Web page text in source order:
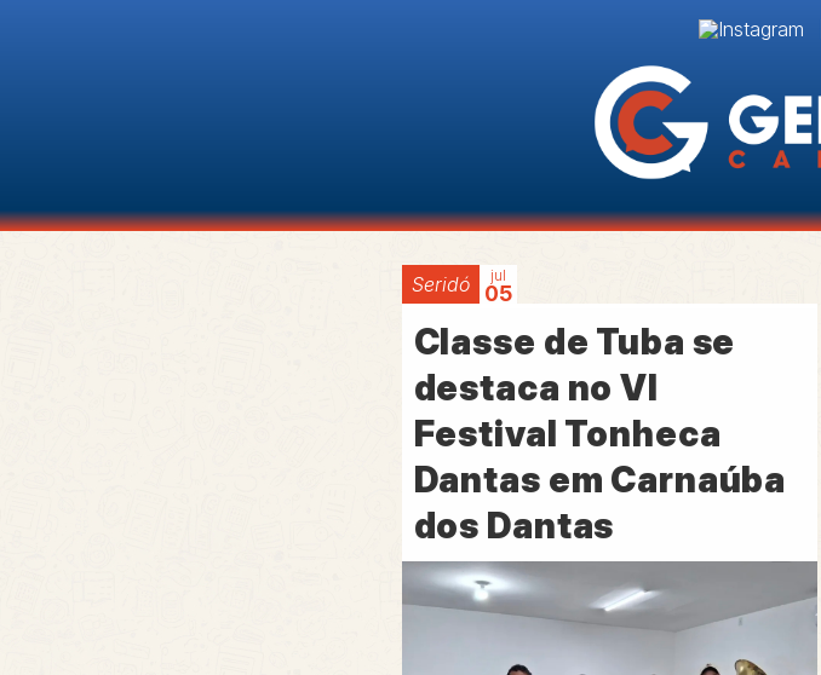
Seridó 05
jul
Classe de Tuba se
destaca no VI
Festival Tonheca
Dantas em Carnaúba
dos Dantas